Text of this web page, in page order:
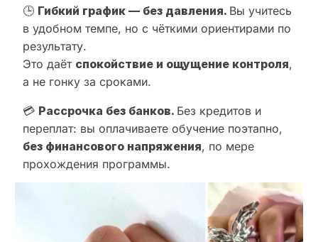
🕒 Гибкий график — без давления. Вы учитесь
в удобном темпе, но с чёткими ориентирами по
результату.
Это даёт спокойствие и ощущение контроля,
а не гонку за сроками.
💳 Рассрочка без банков. Без кредитов и
переплат: вы оплачиваете обучение поэтапно,
без финансового напряжения, по мере
прохождения программы.